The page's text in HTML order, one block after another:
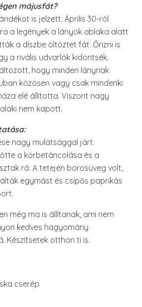
májusfát?
is jelzett. Április 30-ról
a legények a lányok ablaka alatt
a díszbe öltöztet fát. Őrizni is
a rivális udvarlók kidöntsék.
hogy minden lánynak
közösen vagy csak mindenki
elé állította. Viszont nagy
nem kapott.
nagy mulatsággal járt.
a körbetáncolása és a
rá. A tetején borosüveg volt,
egymást és csípős paprikás
még ma is állítanak, ami nem
kedves hagyomány
Készítsetek otthon ti is.
cserép